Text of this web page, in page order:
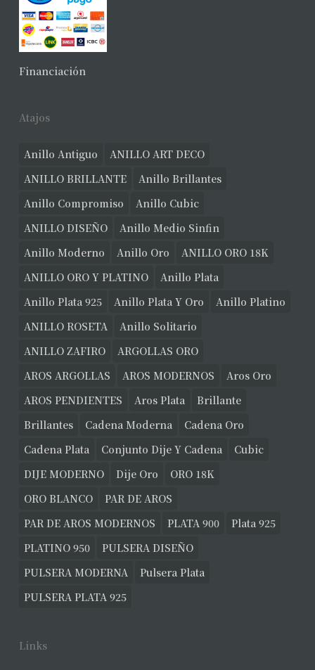
Financiación
Atajos
Anillo Antiguo
ANILLO ART DECO
ANILLO BRILLANTE
Anillo Brillantes
Anillo Compromiso
Anillo Cubic
ANILLO DISEÑO
Anillo Medio Sinfin
Anillo Moderno
Anillo Oro
ANILLO ORO 18K
ANILLO ORO Y PLATINO
Anillo Plata
Anillo Plata 925
Anillo Plata Y Oro
Anillo Platino
ANILLO ROSETA
Anillo Solitario
ANILLO ZAFIRO
ARGOLLAS ORO
AROS ARGOLLAS
AROS MODERNOS
Aros Oro
AROS PENDIENTES
Aros Plata
Brillante
Brillantes
Cadena Moderna
Cadena Oro
Cadena Plata
Conjunto Dije Y Cadena
Cubic
DIJE MODERNO
Dije Oro
ORO 18K
ORO BLANCO
PAR DE AROS
PAR DE AROS MODERNOS
PLATA 900
Plata 925
PLATINO 950
PULSERA DISEÑO
PULSERA MODERNA
Pulsera Plata
PULSERA PLATA 925
Links